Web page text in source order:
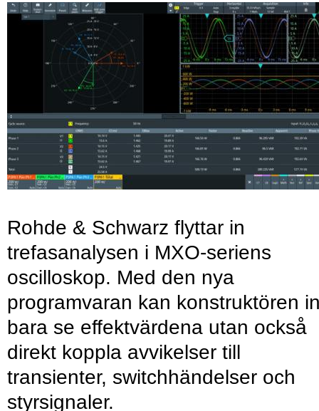
Rohde & Schwarz flyttar in
trefasanalysen i MXO-seriens
oscilloskop. Med den nya
programvaran kan konstruktören
bara se effektvärdena utan också
direkt koppla avvikelser till
transienter, switchhändelser och
styrsignaler.